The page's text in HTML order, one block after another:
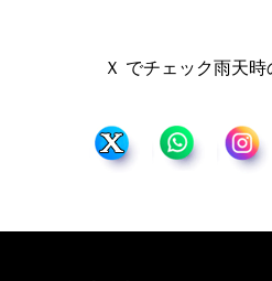
Ｘ でチェック雨天